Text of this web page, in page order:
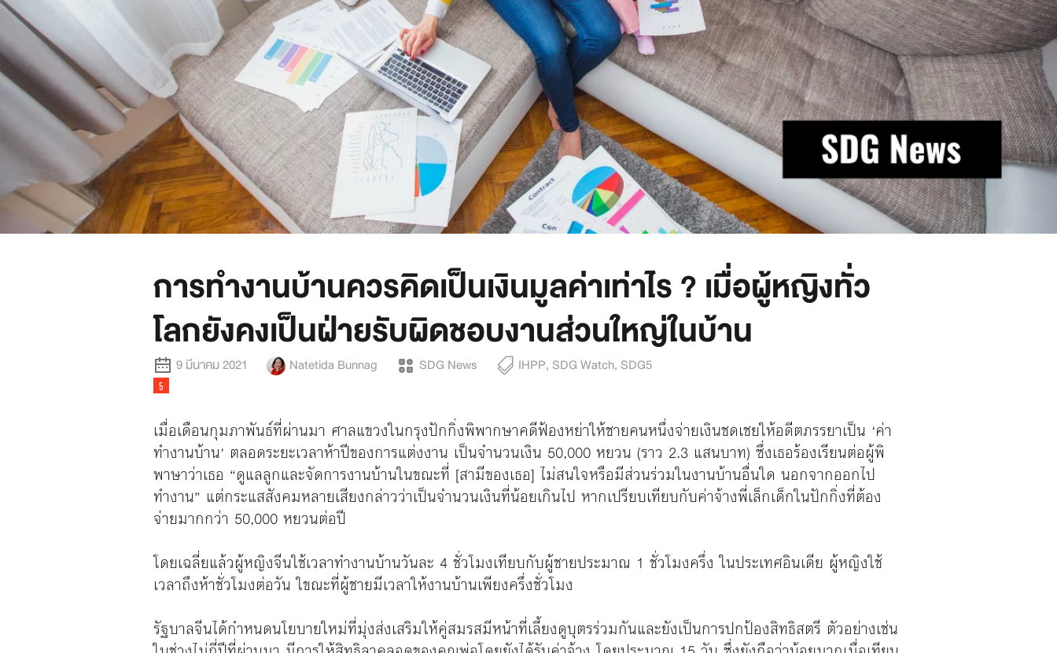
การทำงานบ้านควรคิดเป็นเงินมูลค่าเท่าไร ? เมื่อผู้หญิงทั่ว
โลกยังคงเป็นฝ่ายรับผิดชอบงานส่วนใหญ่ในบ้าน
9 มีนาคม 2021 Natetida Bunnag SDG News IHPP, SDG Watch, SDG5
เมื่อเดือนกุมภาพันธ์ที่ผ่านมา ศาลแขวงในกรุงปักกิ่งพิพากษาคดีฟ้องหย่าให้ชายคนหนึ่งจ่ายเงินชดเชยให้อดีตภรรยาเป็น ‘ค่า
ทำงานบ้าน’ ตลอดระยะเวลาห้าปีของการแต่งงาน เป็นจำนวนเงิน 50,000 หยวน (ราว 2.3 แสนบาท) ซึ่งเธอร้องเรียนต่อผู้พิ
พาษาว่าเธอ “ดูแลลูกและจัดการงานบ้านในขณะที่ [สามีของเธอ] ไม่สนใจหรือมีส่วนร่วมในงานบ้านอื่นใด นอกจากออกไป
ทำงาน” แต่กระแสสังคมหลายเสียงกล่าวว่าเป็นจำนวนเงินที่น้อยเกินไป หากเปรียบเทียบกับค่าจ้างพี่เล็กเด็กในปักกิ่งที่ต้อง
จ่ายมากกว่า 50,000 หยวนต่อปี
โดยเฉลี่ยแล้วผู้หญิงจีนใช้เวลาทำงานบ้านวันละ 4 ชั่วโมงเทียบกับผู้ชายประมาณ 1 ชั่วโมงครึ่ง ในประเทศอินเดีย ผู้หญิงใช้
เวลาถึงห้าชั่วโมงต่อวัน ใขณะที่ผู้ชายมีเวลาให้งานบ้านเพียงครึ่งชั่วโมง
รัฐบาลจีนได้กำหนดนโยบายใหม่ที่มุ่งส่งเสริมให้คู่สมรสมีหน้าที่เลี้ยงดูบุตรร่วมกันและยังเป็นการปกป้องสิทธิสตรี ตัวอย่างเช่น